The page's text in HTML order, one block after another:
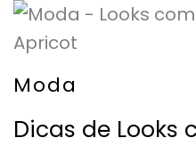
Moda
Dicas de Looks